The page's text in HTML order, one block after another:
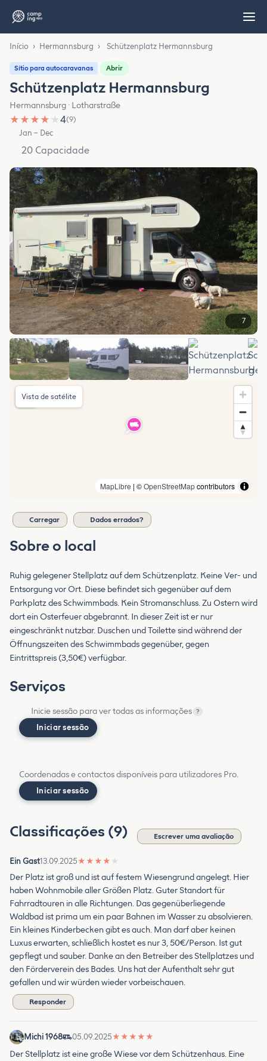
Início › Hermannsburg › Schützenplatz Hermannsburg
Sítio para autocaravanas Abrir
Schützenplatz Hermannsburg
Hermannsburg · Lotharstraße
★ ★ ★ ★ ★4(9)
Jan – Dec
20 Capacidade
7
MapLibre | ©OpenStreetMapcontributors
Vista de satélite
Carregar Dados errados?
Sobre o local
Ruhig gelegener Stellplatz auf dem Schützenplatz. Keine Ver- und
Entsorgung vor Ort. Diese befindet sich gegenüber auf dem
Parkplatz des Schwimmbads. Kein Stromanschluss. Zu Ostern wird
dort ein Osterfeuer abgebrannt. In dieser Zeit ist er nur
eingeschränkt nutzbar. Duschen und Toilette sind während der
Öffnungszeiten des Schwimmbads gegenüber, gegen
Eintrittspreis (3,50€) verfügbar.
Serviços
Inicie sessão para ver todas as informações ?
Iniciar sessão
Coordenadas e contactos disponíveis para utilizadores Pro.
Iniciar sessão
Classificações (9) Escrever uma avaliação
Ein Gast13.09.2025★ ★ ★ ★ ★
Der Platz ist groß und ist auf festem Wiesengrund angelegt. Hier
haben Wohnmobile aller Größen Platz. Guter Standort für
Fahrradtouren in alle Richtungen. Das gegenüberliegende
Waldbad ist prima um ein paar Bahnen im Wasser zu absolvieren.
Ein kleines Kinderbecken gibt es auch. Man darf aber keinen
Luxus erwarten, schließlich kostet es nur 3, 50€/Person. Ist gut
gepflegt und sauber. Danke an den Betreiber des Stellplatzes und
den Förderverein des Bades. Uns hat der Aufenthalt sehr gut
gefallen und wir würden wieder vorbeischauen.
Responder
Michi 1968 05.09.2025★ ★ ★ ★ ★
Der Stellplatz ist eine große Wiese vor dem Schützenhaus. Eine